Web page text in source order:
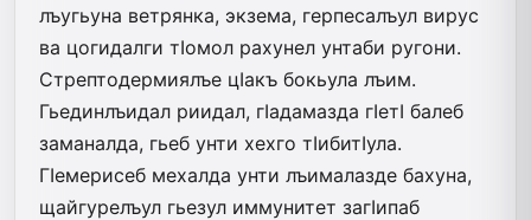
лъугьуна ветрянка, экзема, герпесалъул вирус
ва цогидалги тIомол рахунел унтаби ругони.
Стрептодермиялъе цIакъ бокьула лъим.
Гьединлъидал риидал, гIадамазда гIетI балеб
заманалда, гьеб унти хехго тIибитIула.
ГIемерисеб мехалда унти лъималазде бахуна,
щайгурелъул гьезул иммунитет загIипаб